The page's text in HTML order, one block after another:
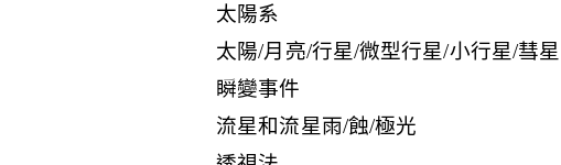
太陽系
太陽/月亮/行星/微型行星/小行星/彗星
瞬變事件
流星和流星雨/蝕/極光